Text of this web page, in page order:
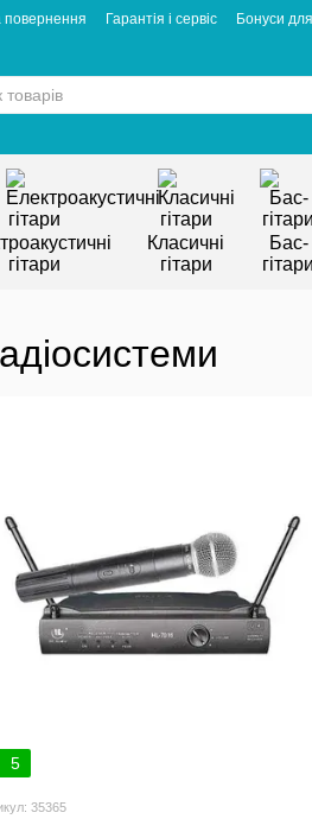
повернення Гарантія і сервіс Бонуси
гітари
Класичні
гітари
Бас-
гітари
5
35365